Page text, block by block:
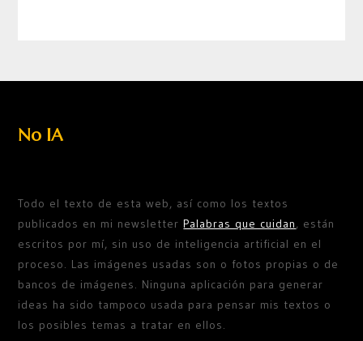
No IA
Todo el texto de esta web, así como los textos
publicados en mi newsletterPalabras que cuidan, están
escritos por mí, sin uso de inteligencia artificial en el
proceso. Las imágenes usadas son o fotos propias o de
bancos de imágenes. Ninguna aplicación para generar
ideas ha sido tampoco usada para pensar mis textos o
los posibles temas a tratar en ellos.